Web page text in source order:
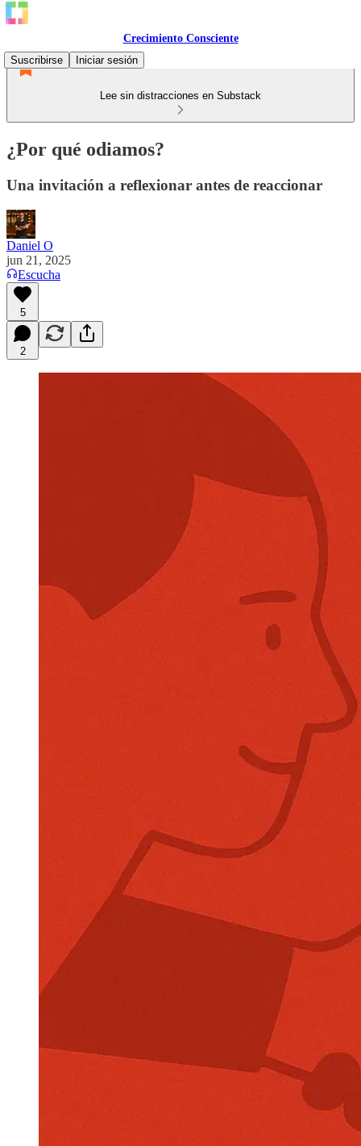
Crecimiento Consciente
Suscribirse
Iniciar sesión
Lee sin distracciones en Substack
¿Por qué odiamos?
Una invitación a reflexionar antes de reaccionar
Daniel O
jun 21, 2025
Escucha
5
2